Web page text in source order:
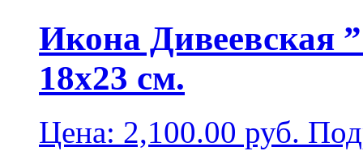
Икона Дивеевская
18х23 см.
Цена: 2,100.00 руб.